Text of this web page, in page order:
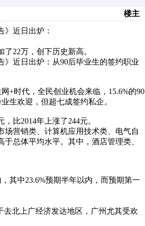
楼主
近日出炉：
22万，创下历史新高。
近日出炉：从90后毕业生的签约职业
+时代，全民创业机会来临，15.6%的90
生欢迎，但超七成签约私企。
比2014年上涨了244元。
营销类、计算机应用技术类、电气自
总体平均水平。其中，酒店管理类、
其中23.6%预期半年以内，而预期第一
去北上广经济发达地区，广州尤其受欢